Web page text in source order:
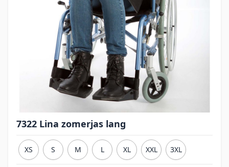
7322 Lina zomerjas lang
XS S M L XL XXL 3XL